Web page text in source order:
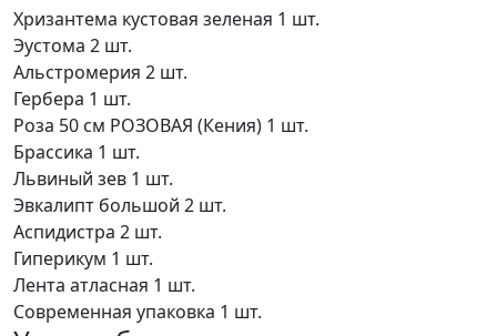
Хризантема кустовая зеленая 1 шт.
Эустома 2 шт.
Альстромерия 2 шт.
Гербера 1 шт.
Роза 50 см РОЗОВАЯ (Кения) 1 шт.
Брассика 1 шт.
Львиный зев 1 шт.
Эвкалипт большой 2 шт.
Аспидистра 2 шт.
Гиперикум 1 шт.
Лента атласная 1 шт.
Современная упаковка 1 шт.